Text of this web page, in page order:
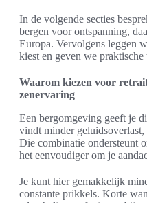
In de volgende secties
bergen voor ontspanning,
Europa. Vervolgens leggen
kiest en geven we
Waarom kiezen voor
zenervaring
Een bergomgeving geeft je
vindt minder
Die combinatie ondersteunt
het eenvoudiger om je
Je kunt hier gemakkelijk
constante prikkels. Korte